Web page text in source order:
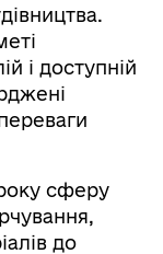
і доступній
сферу
до